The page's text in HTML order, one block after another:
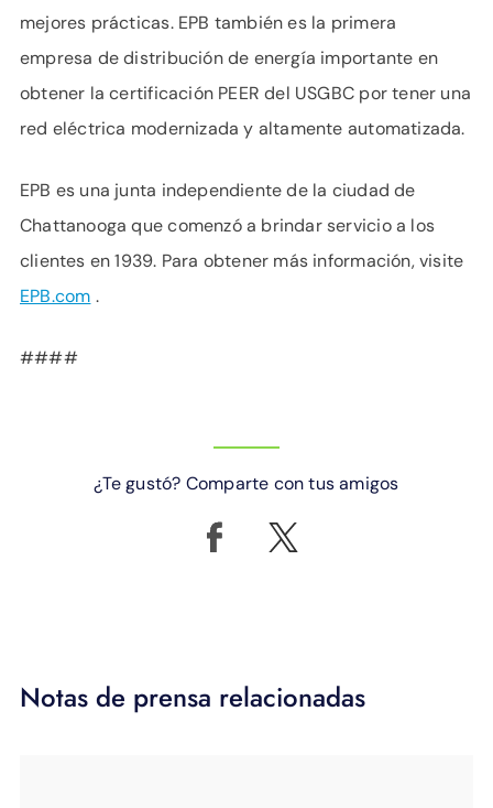
mejores prácticas. EPB también es la primera
empresa de distribución de energía importante en
obtener la certificación PEER del USGBC por tener una
red eléctrica modernizada y altamente automatizada.
EPB es una junta independiente de la ciudad de
Chattanooga que comenzó a brindar servicio a los
clientes en 1939. Para obtener más información, visite
EPB.com .
####
¿Te gustó? Comparte con tus amigos
Notas de prensa relacionadas